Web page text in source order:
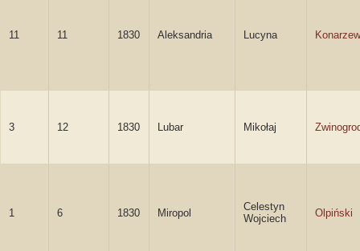
11 11 1830 Aleksandria Lucyna
3 12 1830 Lubar Mikołaj
1 6 1830 Miropol
Celestyn
Wojciech
Olpiński